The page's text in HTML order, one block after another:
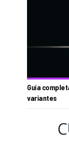
Guía
variantes